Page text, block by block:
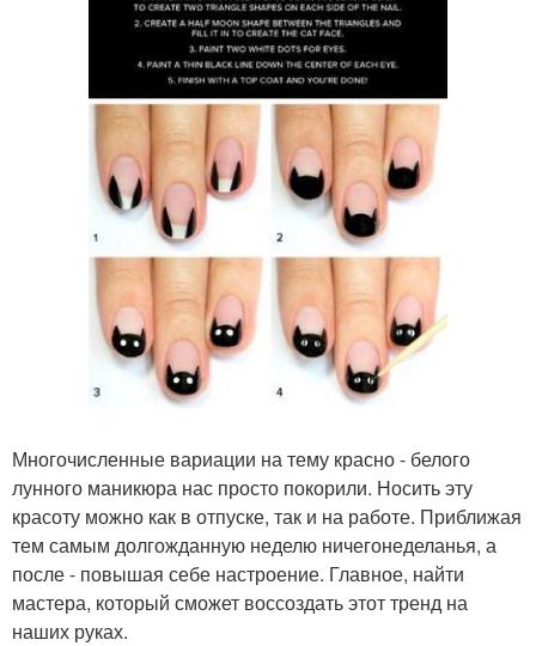
Многочисленные вариации на тему красно - белого
лунного маникюра нас просто покорили. Носить эту
красоту можно как в отпуске, так и на работе. Приближая
тем самым долгожданную неделю ничегонеделанья, а
после - повышая себе настроение. Главное, найти
мастера, который сможет воссоздать этот тренд на
наших руках.